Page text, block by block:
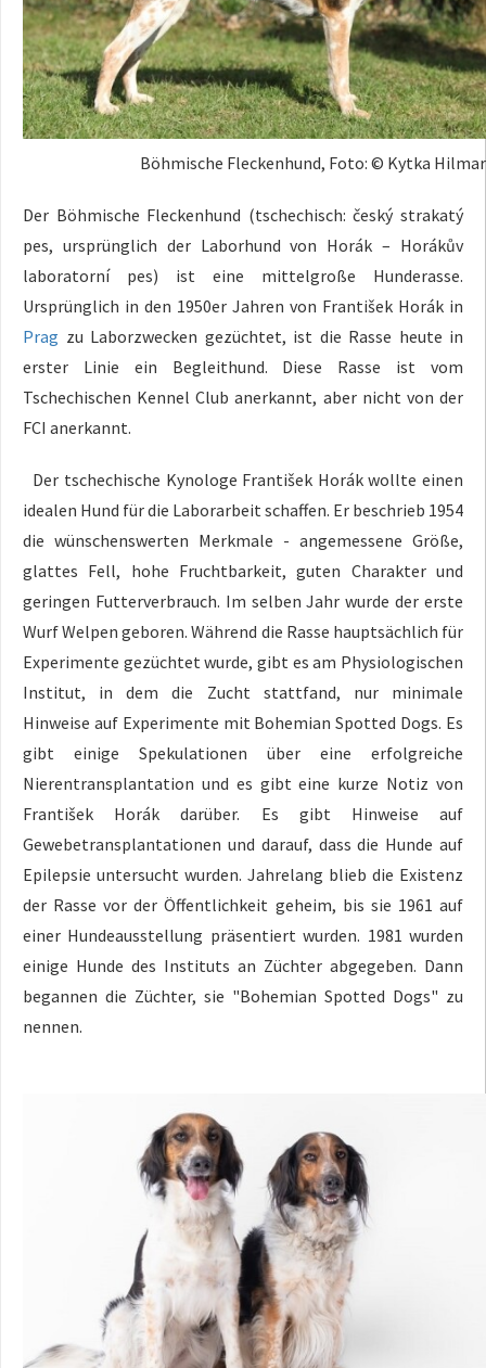
Böhmische Fleckenhund, Foto: © Kytka
Der Böhmische Fleckenhund (tschechisch: český strakatý
pes, ursprünglich der Laborhund von Horák – Horákův
laboratorní pes) ist eine mittelgroße Hunderasse.
Ursprünglich in den 1950er Jahren von František Horák in
Prag zu Laborzwecken gezüchtet, ist die Rasse heute in
erster Linie ein Begleithund. Diese Rasse ist vom
Tschechischen Kennel Club anerkannt, aber nicht von der
FCI anerkannt.
Der tschechische Kynologe František Horák wollte einen
idealen Hund für die Laborarbeit schaffen. Er beschrieb 1954
die wünschenswerten Merkmale - angemessene Größe,
glattes Fell, hohe Fruchtbarkeit, guten Charakter und
geringen Futterverbrauch. Im selben Jahr wurde der erste
Wurf Welpen geboren. Während die Rasse hauptsächlich für
Experimente gezüchtet wurde, gibt es am Physiologischen
Institut, in dem die Zucht stattfand, nur minimale
Hinweise auf Experimente mit Bohemian Spotted Dogs. Es
gibt einige Spekulationen über eine erfolgreiche
Nierentransplantation und es gibt eine kurze Notiz von
František Horák darüber. Es gibt Hinweise auf
Gewebetransplantationen und darauf, dass die Hunde auf
Epilepsie untersucht wurden. Jahrelang blieb die Existenz
der Rasse vor der Öffentlichkeit geheim, bis sie 1961 auf
einer Hundeausstellung präsentiert wurden. 1981 wurden
einige Hunde des Instituts an Züchter abgegeben. Dann
begannen die Züchter, sie "Bohemian Spotted Dogs" zu
nennen.